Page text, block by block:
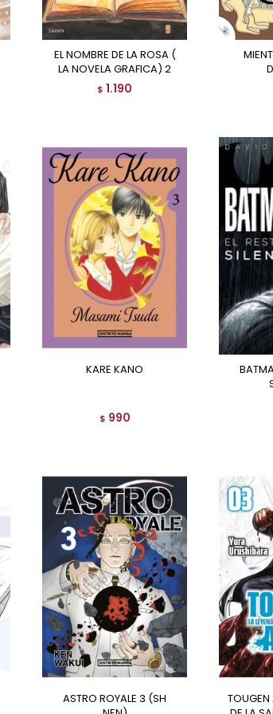
EL NOMBRE DE LA ROSA (
LA NOVELA GRAFICA) 2
$ 1.190
MIENTRAS YUBOOH
KARE KANO
$ 990
BATMAN EL RESTO ES
ASTRO ROYALE 3 (SH
TOUGEN ANKI: LA LEYENDA